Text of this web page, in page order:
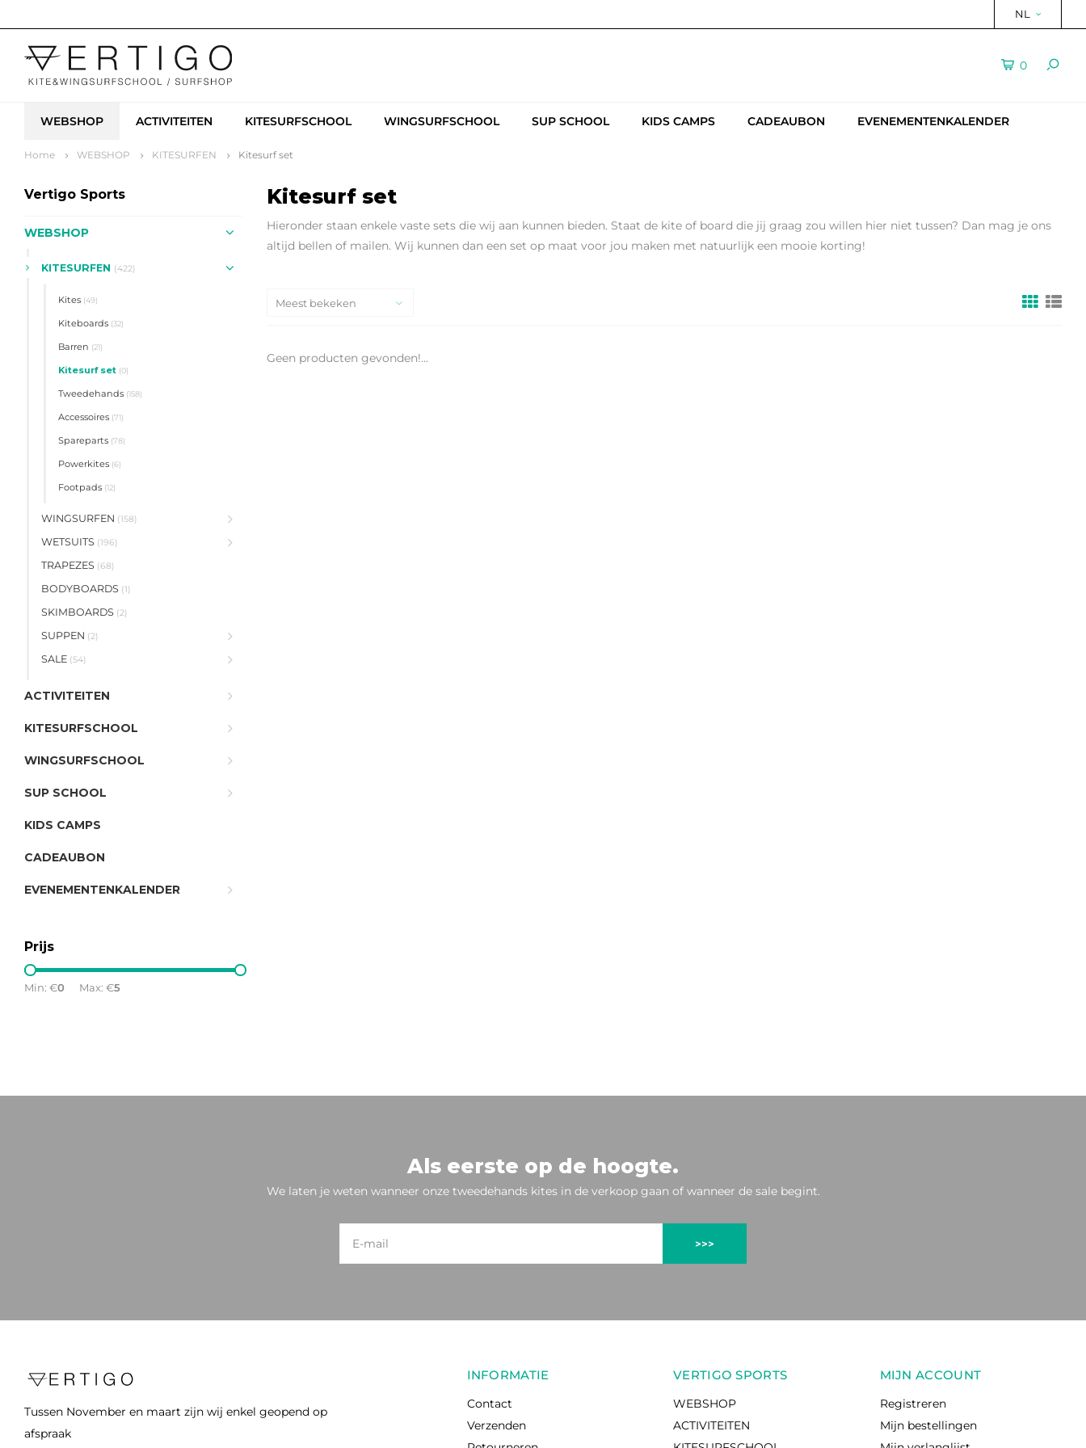
NL
0
WEBSHOP ACTIVITEITEN KITESURFSCHOOL WINGSURFSCHOOL SUP SCHOOL KIDS CAMPS CADEAUBON EVENEMENTENKALENDER
Home WEBSHOP KITESURFEN Kitesurf set
Vertigo Sports
WEBSHOP
KITESURFEN (422)
Kites (49)
Kiteboards (32)
Barren (21)
Kitesurf set (0)
Tweedehands (158)
Accessoires (71)
Spareparts (78)
Powerkites (6)
Footpads (12)
WINGSURFEN (158)
WETSUITS (196)
TRAPEZES (68)
BODYBOARDS (1)
SKIMBOARDS (2)
SUPPEN (2)
SALE (54)
ACTIVITEITEN
KITESURFSCHOOL
WINGSURFSCHOOL
SUP SCHOOL
KIDS CAMPS
CADEAUBON
EVENEMENTENKALENDER
Prijs
Min: €0 Max: €5
Kitesurf set
Hieronder staan enkele vaste sets die wij aan kunnen bieden. Staat de kite of board die jij graag zou willen hier niet tussen? Dan mag je ons
altijd bellen of mailen. Wij kunnen dan een set op maat voor jou maken met natuurlijk een mooie korting!
Meest bekeken
Geen producten gevonden!...
Als eerste op de hoogte.
We laten je weten wanneer onze tweedehands kites in de verkoop gaan of wanneer de sale begint.
>>>
Tussen November en maart zijn wij enkel geopend op
afspraak
INFORMATIE
Contact
Verzenden
VERTIGO SPORTS
WEBSHOP
ACTIVITEITEN
MIJN ACCOUNT
Registreren
Mijn bestellingen